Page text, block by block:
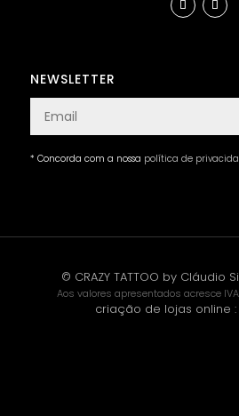
NEWSLETTER
* Concorda com a nossa política de
© CRAZY TATTOO by Cláudio
Aos valores apresentados acresce
criação de lojas online :